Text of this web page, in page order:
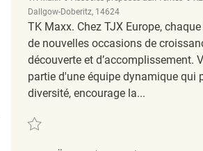
Dallgow-Doberitz, 14624
TK Maxx. Chez TJX Europe,
de nouvelles occasions de
découverte et d’accomplissement.
partie d'une équipe dynamique qui
diversité, encourage la...
Sauvegarder Verkäufer (m/w/d) REQ128781